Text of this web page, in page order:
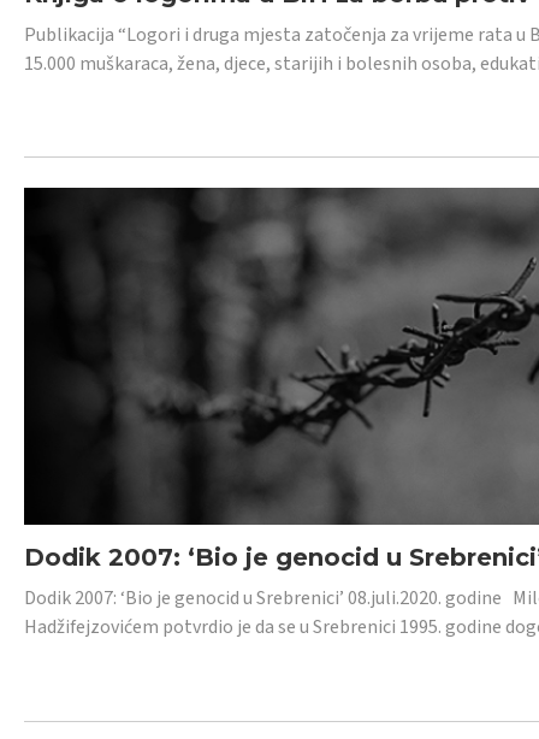
Publikacija “Logori i druga mjesta zatočenja za vrijeme rata u
15.000 muškaraca, žena, djece, starijih i bolesnih osoba,
Dodik 2007: ‘Bio je genocid u
Dodik 2007: ‘Bio je genocid u Srebrenici’ 08.juli.2020. godine
Hadžifejzovićem potvrdio je da se u Srebrenici 1995. godine